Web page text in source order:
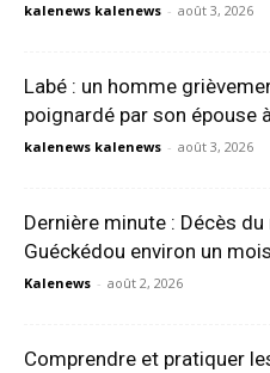
kalenews kalenews - août 3, 2026
Labé : un homme
poignardé par son épouse
kalenews kalenews - août 3, 2026
Dernière minute : Décès
Guéckédou environ un
Kalenews - août 2, 2026
Comprendre et pratiquer